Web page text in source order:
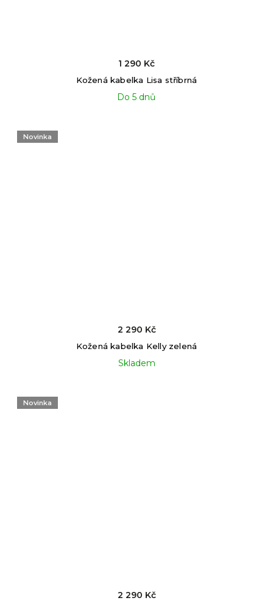
Kožená kabelka Lisa stříbrná
Do 5 dnů
1 290 Kč
Novinka
Kožená kabelka Kelly zelená
Skladem
2 290 Kč
Novinka
2 290 Kč